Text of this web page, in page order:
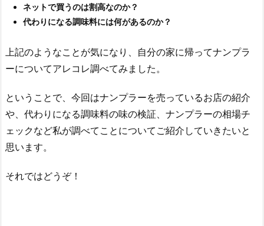
ネットで買うのは割高なのか？
代わりになる調味料には何があるのか？
上記のようなことが気になり、自分の家に帰ってナンプラ
ーについてアレコレ調べてみました。
ということで、今回はナンプラーを売っているお店の紹介
や、代わりになる調味料の味の検証、ナンプラーの相場チ
ェックなど私が調べてことについてご紹介していきたいと
思います。
それではどうぞ！